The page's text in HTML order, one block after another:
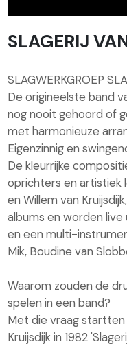
SLAGERIJ
SLAGWERKGROEP
De origineelste band
nog nooit gehoord of
met harmonieuze
Eigenzinnig en
De kleurrijke
oprichters en artistiek
en Willem van
albums en worden
en een multi-
Mik, Boudine van
Waarom zouden de
spelen in een band?
Met die vraag startten
Kruijsdijk in 1982